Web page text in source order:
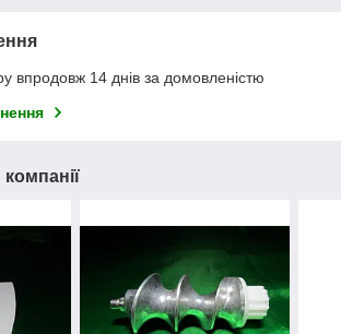
впродовж 14 днів за домовленістю